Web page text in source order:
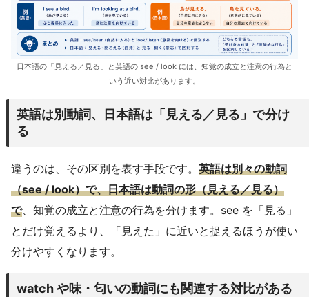
日本語の「見える／見る」と英語の see / look には、知覚の成立と注意の行為と
いう近い対比があります。
英語は別動詞、日本語は「見える／見る」で分け
る
違うのは、その区別を表す手段です。 英語は別々の動詞
（see / look）で、日本語は動詞の形（見える／見る）
で、知覚の成立と注意の行為を分けます。see を「見る」
とだけ覚えるより、「見えた」に近いと捉えるほうが使い
分けやすくなります。
watch や味・匂いの動詞にも関連する対比がある